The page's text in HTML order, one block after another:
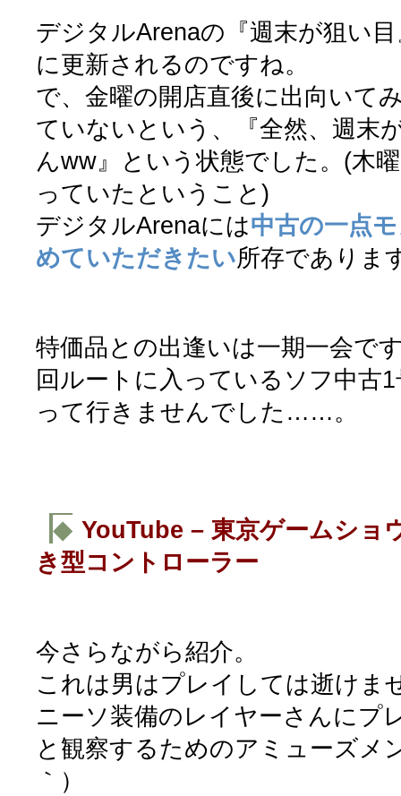
デジタルArenaの『週末が狙い
に更新されるのですね。
で、金曜の開店直後に出向いて
ていないという、『全然、週末
んww』という状態でした。(木
っていたということ)
デジタルArenaには中古の一点
めていただきたい所存でありま
特価品との出逢いは一期一会で
回ルートに入っているソフ中古
って行きませんでした……。
◆ YouTube – 東京ゲームショ
き型コントローラー
今さらながら紹介。
これは男はプレイしては逝けま
ニーソ装備のレイヤーさんにプ
と観察するためのアミューズ
｀）